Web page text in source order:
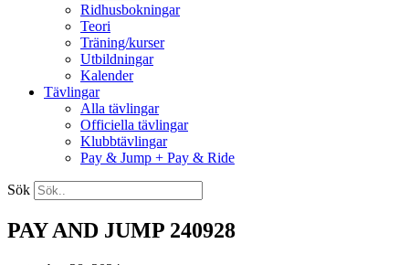
Ridhusbokningar
Teori
Träning/kurser
Utbildningar
Kalender
Tävlingar
Alla tävlingar
Officiella tävlingar
Klubbtävlingar
Pay & Jump + Pay & Ride
Sök
PAY AND JUMP 240928